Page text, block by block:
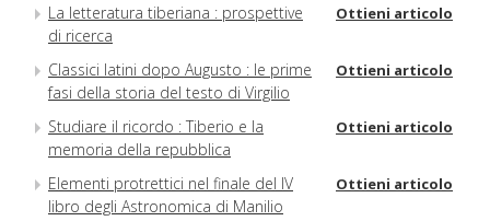
La letteratura tiberiana : prospettive
di ricerca
Ottieni articolo
Classici latini dopo Augusto : le prime
fasi della storia del testo di Virgilio
Ottieni articolo
Studiare il ricordo : Tiberio e la
memoria della repubblica
Ottieni articolo
Elementi protrettici nel finale del IV
libro degli Astronomica di Manilio
Ottieni articolo